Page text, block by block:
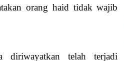
orang haid tidak wajib
diriwayatkan telah terjadi